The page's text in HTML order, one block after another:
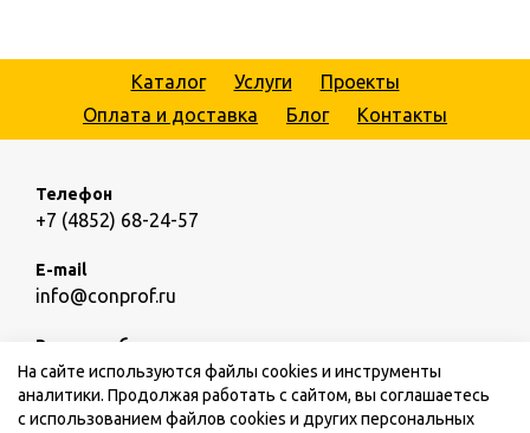
Каталог Услуги
Проекты
Оплата и доставка
Блог Контакты
Телефон
+7 (4852) 68-24-57
E-mail
info@conprof.ru
Режим работы
пн.-пт.: 09:00 – 18:00, сб.,вс.: выходной
На сайте используются файлы cookies и инструменты
аналитики. Продолжая работать с сайтом, вы соглашаетесь
с использованием файлов cookies и других персональных